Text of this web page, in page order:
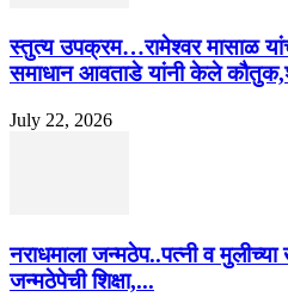
स्तुत्य उपक्रम…रामेश्वर मासाळ
समाधान आवताडे यांनी केले
July 22, 2026
नराधमाला जन्मठेप..पत्नी व
जन्मठेपेची शिक्षा,...